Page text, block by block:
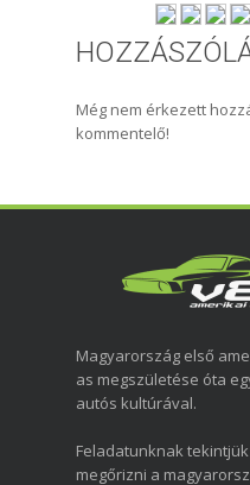
Még nem érkezett
kommentelő!
Magyarország első
as megszületése óta
autós kultúrával.
Feladatunknak
megőrizni a